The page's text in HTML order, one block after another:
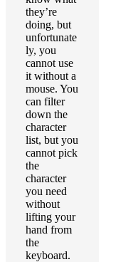
they’re
doing, but
unfortunate
ly, you
cannot use
it without a
mouse. You
can filter
down the
character
list, but you
cannot pick
the
character
you need
without
lifting your
hand from
the
keyboard.